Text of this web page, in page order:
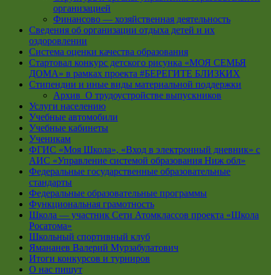
организацией
Финансово — хозяйственная деятельность
Сведения об организации отдыха детей и их
оздоровлении
Система оценки качества образования
Стартовал конкурс детского рисунка «МОЯ СЕМЬЯ
ДОМА» в рамках проекта #БЕРЕГИТЕ БЛИЗКИХ
Стипендии и иные виды материальной поддержки
Архив_О трудоустройстве выпускников
Услуги населению
Учебные автомобили
Учебные кабинеты
Ученикам
ФГИС «Моя Школа», «Вход в электронный дневник» с
АИС «Управление системой образования Ниж обл»
Федеральные государственные образовательные
стандарты
Федеральные образовательные программы
Функциональная грамотность
Школа — участник Сети Атомклассов проекта «Школа
Росатома»
Школьный спортивный клуб
Ямананев Валерий Мурзабулатович
Итоги конкурсов и турниров
О нас пишут